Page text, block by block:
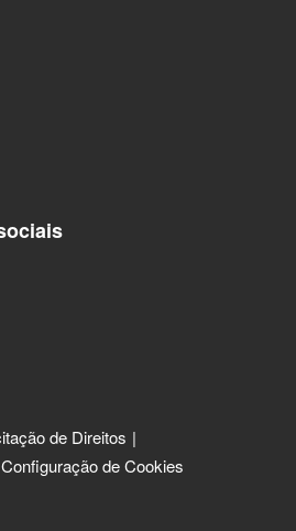
de Direitos
Configuração de Cookies